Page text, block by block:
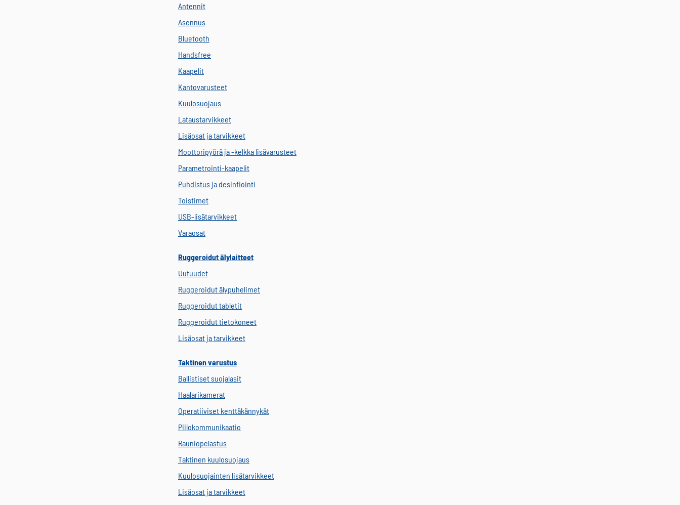
Antennit
Asennus
Bluetooth
Handsfree
Kaapelit
Kantovarusteet
Kuulosuojaus
Lataustarvikkeet
Lisäosat ja tarvikkeet
Moottoripyörä ja -kelkka lisävarusteet
Parametrointi-kaapelit
Puhdistus ja desinfiointi
Toistimet
USB-lisätarvikkeet
Varaosat
Ruggeroidut älylaitteet
Uutuudet
Ruggeroidut älypuhelimet
Ruggeroidut tabletit
Ruggeroidut tietokoneet
Lisäosat ja tarvikkeet
Taktinen varustus
Ballistiset suojalasit
Haalarikamerat
Operatiiviset kenttäkännykät
Piilokommunikaatio
Rauniopelastus
Taktinen kuulosuojaus
Kuulosuojainten lisätarvikkeet
Lisäosat ja tarvikkeet